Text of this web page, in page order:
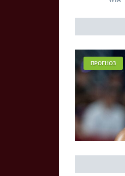
ПРОГНОЗ